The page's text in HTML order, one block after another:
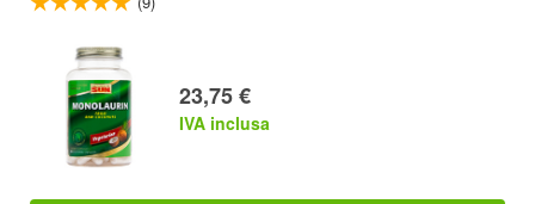
23,75 €
IVA inclusa